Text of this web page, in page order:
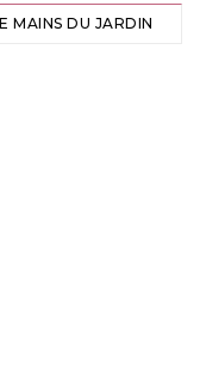
MAINS DU JARDIN